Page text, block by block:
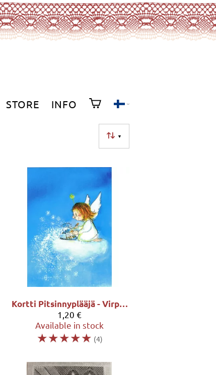
STORE INFO
▼
Kortti Pitsinnyplääjä - Virpi Pekkala
1,20 €
Available in stock
☆☆☆☆☆ (4)